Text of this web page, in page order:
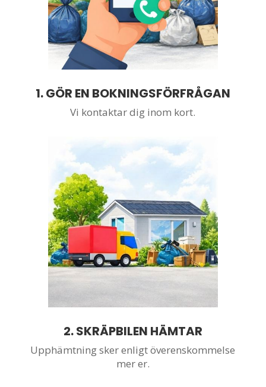
1.GÖR EN BOKNINGSFÖRFRÅGAN
Vi kontaktar dig inom kort.
2. SKRÄPBILEN HÄMTAR
Upphämtning sker enligt överenskommelse
mer er.